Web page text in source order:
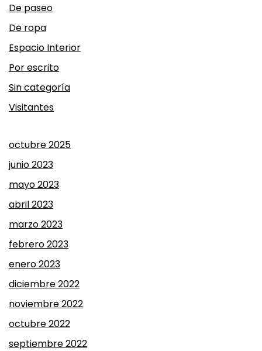
De paseo
De ropa
Espacio Interior
Por escrito
Sin categoría
Visitantes
octubre 2025
junio 2023
mayo 2023
abril 2023
marzo 2023
febrero 2023
enero 2023
diciembre 2022
noviembre 2022
octubre 2022
septiembre 2022